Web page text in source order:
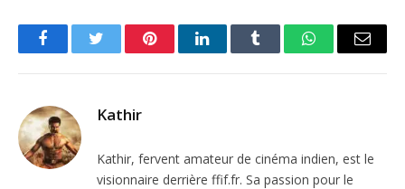
FacebookTwitter PinterestLinkedInTumblr WhatsAppEmail
Kathir
Kathir, fervent amateur de cinéma indien, est le
visionnaire derrière ffif.fr. Sa passion pour le